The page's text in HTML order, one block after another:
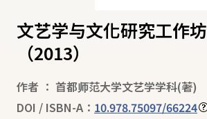
文艺学与文化研究工作坊
（2013）
作者 ： 首都师范大学文艺学学科(著)
DOI / ISBN-A： 10.978.75097/66224